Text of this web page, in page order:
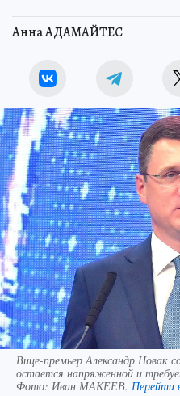
Анна АДАМАЙТЕС
Вице-премьер Александр Новак
остается напряженной и
Фото: Иван МАКЕЕВ. Перейти